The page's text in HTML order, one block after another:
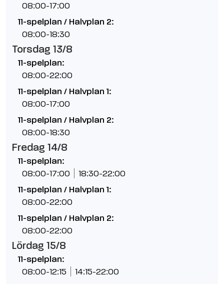
08:00-17:00
11-spelplan / Halvplan 2:
08:00-18:30
Torsdag 13/8
11-spelplan:
08:00-22:00
11-spelplan / Halvplan 1:
08:00-17:00
11-spelplan / Halvplan 2:
08:00-18:30
Fredag 14/8
11-spelplan:
08:00-17:00 18:30-22:00
11-spelplan / Halvplan 1:
08:00-22:00
11-spelplan / Halvplan 2:
08:00-22:00
Lördag 15/8
11-spelplan:
08:00-12:15 14:15-22:00